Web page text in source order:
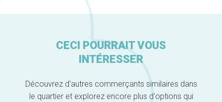
CECI POURRAIT VOUS
INTÉRESSER
Découvrez d'autres commerçants similaires dans
le quartier et explorez encore plus d'options qui